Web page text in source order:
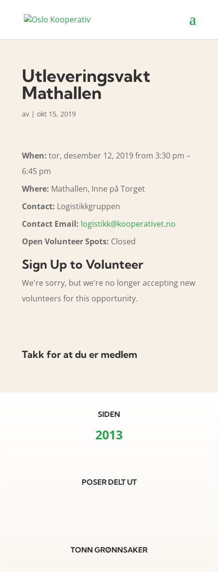
Utleveringsvakt
Mathallen
av | okt 15, 2019
When: tor, desember 12, 2019 from 3:30 pm –
6:45 pm
Where: Mathallen, Inne på Torget
Contact: Logistikkgruppen
Contact Email: logistikk@kooperativet.no
Open Volunteer Spots: Closed
Sign Up to Volunteer
We're sorry, but we're no longer accepting new
volunteers for this opportunity.
Takk for at du er medlem
SIDEN
2013
POSER DELT UT
TONN GRØNNSAKER